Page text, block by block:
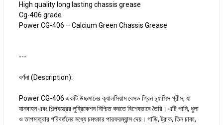
High quality long lasting chassis grease
Cg-406 grade
Power CG-406 – Calcium Green Chassis Grease
---
বর্ণনা (Description):
Power CG-406 একটি উচ্চমানের ক্যালসিয়াম বেসড গ্রিন চ্যাসিস গ্রীস, যা
যানবাহন এবং শিল্পযন্ত্রের লুব্রিকেশন নিশ্চিত করতে বিশেষভাবে তৈরি। এটি পানি, ধুলা
ও তাপমাত্রার পরিবর্তনের মধ্যে চমৎকার পারফরম্যান্স দেয়। গাড়ি, ট্রাক, তিন চাকা,